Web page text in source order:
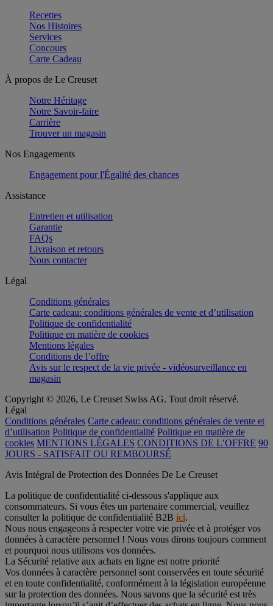
Recettes
Nos Histoires
Services
Concours
Carte Cadeau
À propos de Le Creuset
Notre Héritage
Notre Savoir-faire
Carrière
Trouver un magasin
Nos Engagements
Engagement pour l'Égalité des chances
Assistance
Entretien et utilisation
Garantie
FAQs
Livraison et retours
Nous contacter
Légal
Conditions générales
Carte cadeau: conditions générales de vente et d’utilisation
Politique de confidentialité
Politique en matière de cookies
Mentions légales
Conditions de l’offre
Avis sur le respect de la vie privée - vidéosurveillance en
magasin
Copyright © 2026, Le Creuset Swiss AG. Tout droit réservé.
Légal
Conditions générales Carte cadeau: conditions générales de vente et
d’utilisation Politique de confidentialité Politique en matière de
cookies MENTIONS LÉGALES CONDITIONS DE L’OFFRE 90
JOURS - SATISFAIT OU REMBOURSÉ
Avis Intégral de Protection des Données De Le Creuset
La politique de confidentialité ci-dessous s'applique aux
consommateurs. Si vous êtes un partenaire commercial, veuillez
consulter la politique de confidentialité B2B ici.
Nous nous engageons à respecter votre vie privée et à protéger vos
données à caractère personnel ! Nous vous dirons toujours comment
et pourquoi nous utilisons vos données.
La Sécurité relative aux achats en ligne est notre priorité
Vos données à caractère personnel sont conservées en toute sécurité
et en toute confidentialité, conformément à la législation européenne
sur la protection des données. Nous savons que la sécurité est très